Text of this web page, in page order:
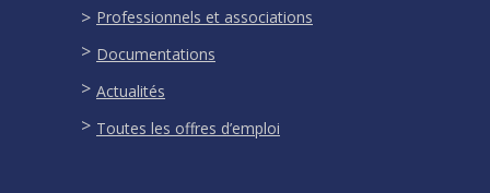
Professionnels et associations
Documentations
Actualités
Toutes les offres d’emploi